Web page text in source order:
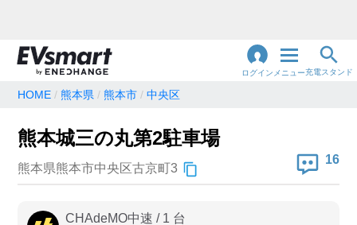
ログイン メニュー充電スタンド
地名・観光スポット・住所で検索
充電器の種類
HOME 熊本県 熊本市 中央区
熊本城三の丸第2駐車場
熊本県熊本市中央区古京町3
16
CHAdeMO中速 / 1 台